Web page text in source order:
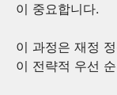
이 중요합니다.
이 과정은 재정
이 전략적 우선